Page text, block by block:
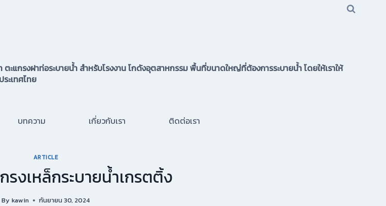
แกรงฝาท่อระบายน้ำ สำหรับโรงงาน โกดังอุตสาหกรรม พื้นที่ขนาดใหญ่ที่ต้องการระบายน้ำ โดยให้เราให้
ะเทศไทย
บทความ เกี่ยวกับเรา ติดต่อเรา
ARTICLE
งเหล็กระบายน้ำเกรตติ้ง
By kawin กันยายน 30, 2024